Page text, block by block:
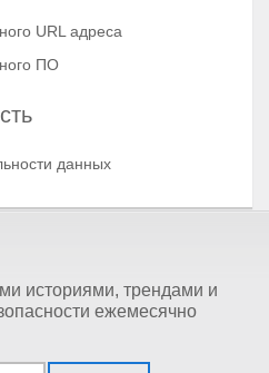
URL адреса
ПО
данных
историями, трендами и
ежемесячно